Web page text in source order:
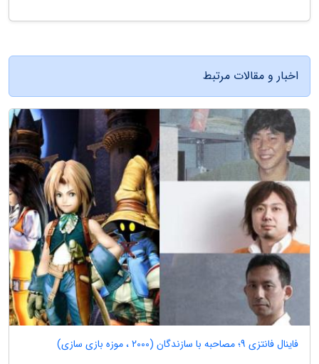
اخبار و مقالات مرتبط
فاینال فانتزی 9؛ مصاحبه با سازندگان (2000 ، موزه بازی سازی)